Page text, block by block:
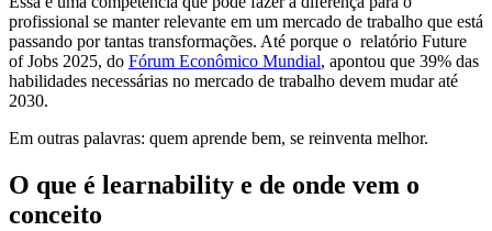
profissional se manter relevante em um mercado de trabalho que está
passando por tantas transformações. Até porque o relatório Future
of Jobs 2025, do Fórum Econômico Mundial, apontou que 39% das
habilidades necessárias no mercado de trabalho devem mudar até
2030.
Em outras palavras: quem aprende bem, se reinventa melhor.
O que é learnability e de onde vem o
conceito